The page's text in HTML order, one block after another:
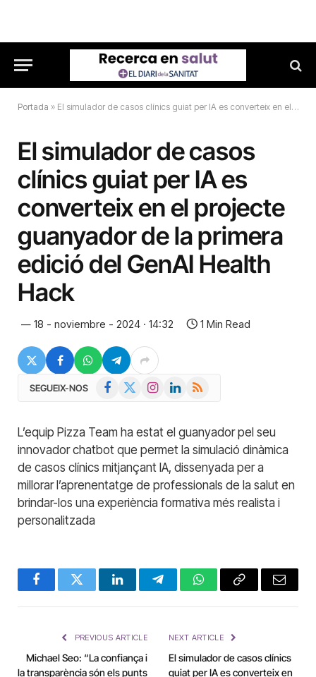
Portada » El simulador de casos clínics guiat per IA es converteix en el projecte guanyador de la primera edició del GenAI Health Hack
El simulador de casos
clínics guiat per IA es
converteix en el projecte
guanyador de la primera
edició del GenAI Health
Hack
18 - noviembre - 2024 · 14:32 1 Min Read
SEGUEIX-NOS Facebook InstagramLinkedIn
RSS
L’equip Pizza Team ha estat el guanyador pel seu
innovador chatbot que permet la simulació dinàmica
de casos clínics mitjançant IA, dissenyada per a
millorar l’aprenentatge de professionals de la salut en
brindar-los una experiència formativa més realista i
personalitzada
FacebookTwitter LinkedInTelegramWhatsAppCopy
Email
PREVIOUS ARTICLE
Michael Seo: “La confiança i
la transparència són els punts
NEXT ARTICLE
El simulador de casos clínics
guiat per IA es converteix en